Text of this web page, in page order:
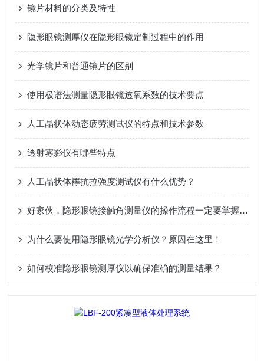
镜片材料的分类及特性
隐形眼镜测厚仪在隐形眼镜定制过程中的作用
光学镜片和普通镜片的区别
使用极谱法测量隐形眼镜透氧系数的技术要点
人工晶状体动态疲劳测试仪的特点和技术参数
透射雾影仪有哪些特点
人工晶状体襻抗拉强度测试仪有什么优势？
好家伙，隐形眼镜接触角测量仪的操作流程一定要掌握详细呢
为什么要使用隐形眼镜光学分析仪？原因在这里！
如何校准隐形眼镜测厚仪以确保准确的测量结果？